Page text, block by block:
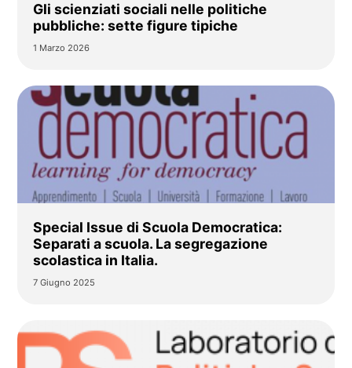
Gli scienziati sociali nelle politiche
pubbliche: sette figure tipiche
1 Marzo 2026
Special Issue di Scuola Democratica:
Separati a scuola. La segregazione
scolastica in Italia.
7 Giugno 2025